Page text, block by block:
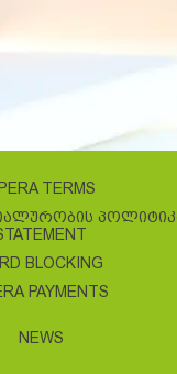
TERMS
BLOCKING
PAYMENTS
NEWS